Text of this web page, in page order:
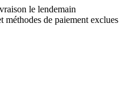
le lendemain
méthodes de paiement exclues